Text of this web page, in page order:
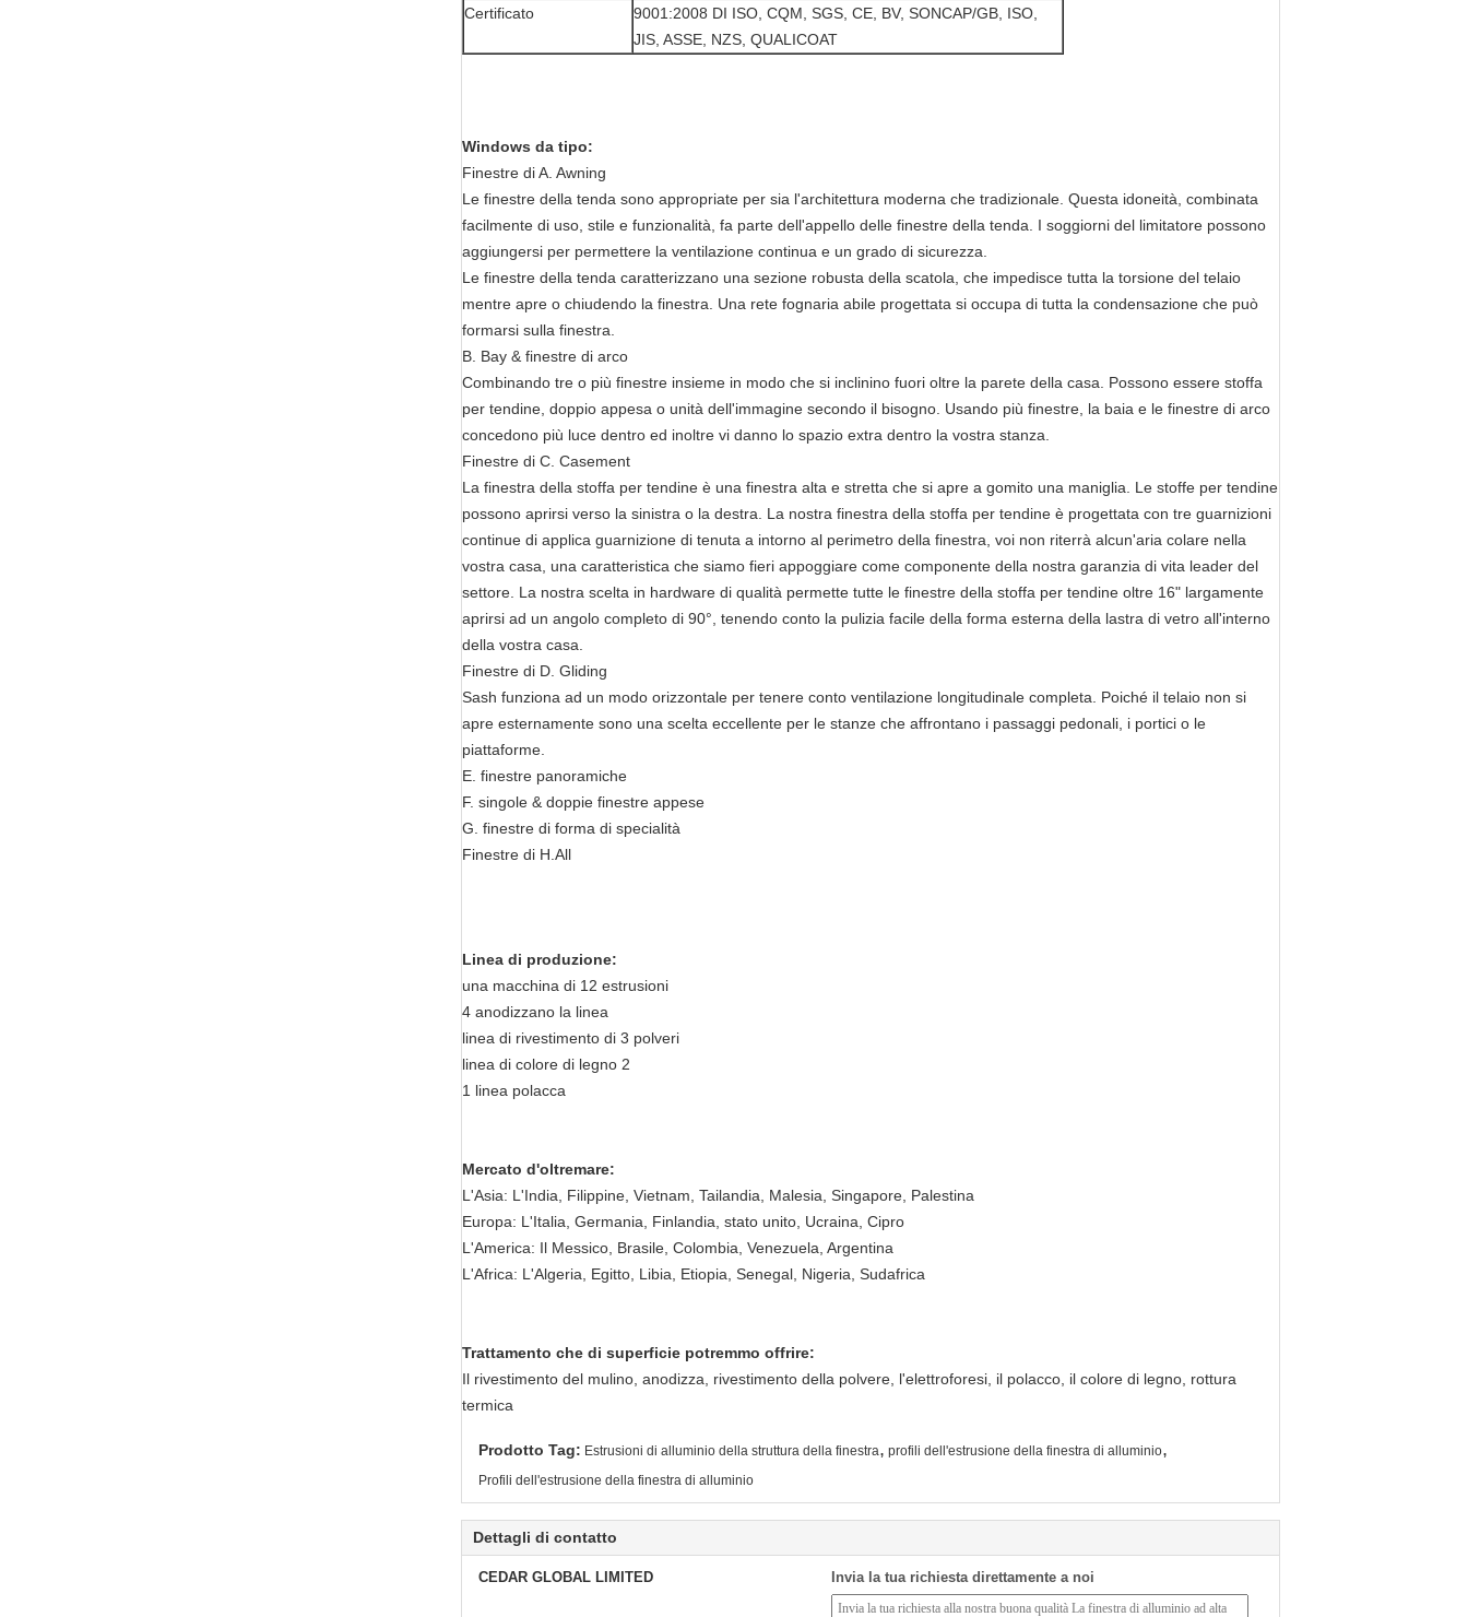
Certificato
9001:2008 DI ISO, CQM, SGS, CE, BV, SONCAP/GB, ISO,
JIS, ASSE, NZS, QUALICOAT
Windows da tipo:
Finestre di A. Awning
Le finestre della tenda sono appropriate per sia l'architettura moderna che tradizionale. Questa idoneità, combinata
facilmente di uso, stile e funzionalità, fa parte dell'appello delle finestre della tenda. I soggiorni del limitatore possono
aggiungersi per permettere la ventilazione continua e un grado di sicurezza.
Le finestre della tenda caratterizzano una sezione robusta della scatola, che impedisce tutta la torsione del telaio
mentre apre o chiudendo la finestra. Una rete fognaria abile progettata si occupa di tutta la condensazione che può
formarsi sulla finestra.
B. Bay & finestre di arco
Combinando tre o più finestre insieme in modo che si inclinino fuori oltre la parete della casa. Possono essere stoffa
per tendine, doppio appesa o unità dell'immagine secondo il bisogno. Usando più finestre, la baia e le finestre di arco
concedono più luce dentro ed inoltre vi danno lo spazio extra dentro la vostra stanza.
Finestre di C. Casement
La finestra della stoffa per tendine è una finestra alta e stretta che si apre a gomito una maniglia. Le stoffe per tendine
possono aprirsi verso la sinistra o la destra. La nostra finestra della stoffa per tendine è progettata con tre guarnizioni
continue di applica guarnizione di tenuta a intorno al perimetro della finestra, voi non riterrà alcun'aria colare nella
vostra casa, una caratteristica che siamo fieri appoggiare come componente della nostra garanzia di vita leader del
settore. La nostra scelta in hardware di qualità permette tutte le finestre della stoffa per tendine oltre 16" largamente
aprirsi ad un angolo completo di 90°, tenendo conto la pulizia facile della forma esterna della lastra di vetro all'interno
della vostra casa.
Finestre di D. Gliding
Sash funziona ad un modo orizzontale per tenere conto ventilazione longitudinale completa. Poiché il telaio non si
apre esternamente sono una scelta eccellente per le stanze che affrontano i passaggi pedonali, i portici o le
piattaforme.
E. finestre panoramiche
F. singole & doppie finestre appese
G. finestre di forma di specialità
Finestre di H.All
Linea di produzione:
una macchina di 12 estrusioni
4 anodizzano la linea
linea di rivestimento di 3 polveri
linea di colore di legno 2
1 linea polacca
Mercato d'oltremare:
L'Asia: L'India, Filippine, Vietnam, Tailandia, Malesia, Singapore, Palestina
Europa: L'Italia, Germania, Finlandia, stato unito, Ucraina, Cipro
L'America: Il Messico, Brasile, Colombia, Venezuela, Argentina
L'Africa: L'Algeria, Egitto, Libia, Etiopia, Senegal, Nigeria, Sudafrica
Trattamento che di superficie potremmo offrire:
Il rivestimento del mulino, anodizza, rivestimento della polvere, l'elettroforesi, il polacco, il colore di legno, rottura
termica
Prodotto Tag: Estrusioni di alluminio della struttura della finestra, profili dell'estrusione della finestra di alluminio,
Profili dell'estrusione della finestra di alluminio
Dettagli di contatto
CEDAR GLOBAL LIMITED Invia la tua richiesta direttamente a noi